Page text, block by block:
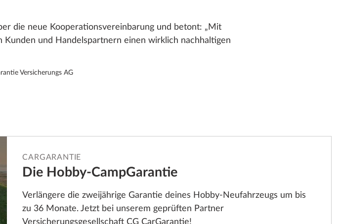
die neue Kooperationsvereinbarung und betont: „Mit
und Handelspartnern einen wirklich nachhaltigen
Versicherungs AG
CARGARANTIE
Die Hobby-CampGarantie
Verlängere die zweijährige Garantie deines Hobby-Neufahrzeugs um bis
zu 36 Monate. Jetzt bei unserem geprüften Partner
Versicherungsgesellschaft CG CarGarantie!